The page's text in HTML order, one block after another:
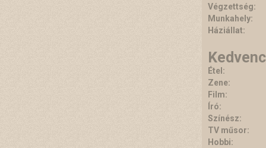
Végzettség:
Munkahely:
Háziállat:
Étel:
Zene:
Film:
Író:
Színész:
TV műsor:
Hobbi: